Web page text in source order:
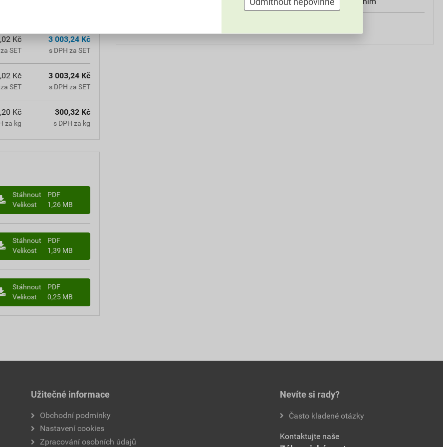
Kč
SET
3 003,24 Kč
s DPH za SET
Kč
SET
3 003,24 Kč
s DPH za SET
Kč
za kg
300,32 Kč
s DPH za kg
Stáhnout
PDF
Velikost
1,26 MB
Stáhnout
PDF
Velikost
1,39 MB
Stáhnout
PDF
Velikost
0,25 MB
Užitečné informace
Obchodní podmínky
Nastavení cookies
Zpracování osobních údajů
Nevíte si rady?
Často kladené otázky
Kontaktujte naše